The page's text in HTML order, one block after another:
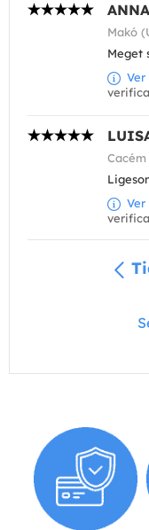
ANNA
Makó
Meget